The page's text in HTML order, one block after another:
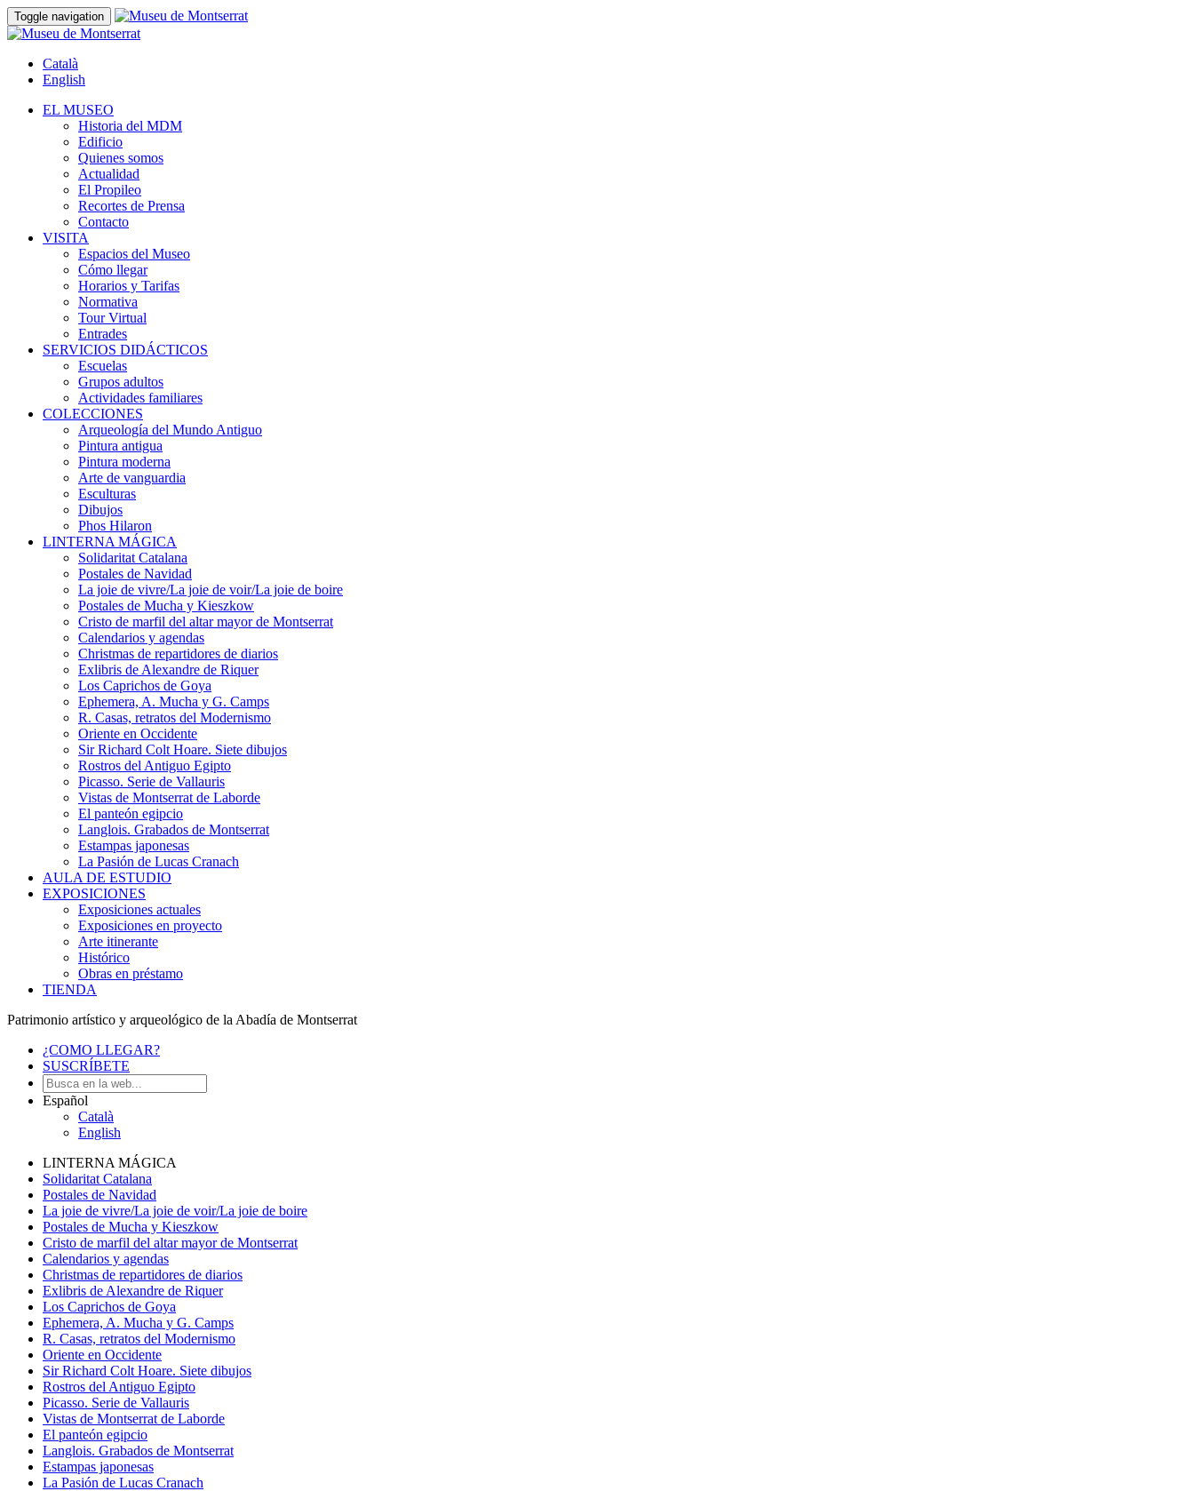
Toggle navigation
Català
English
EL MUSEO
Historia del MDM
Edificio
Quienes somos
Actualidad
El Propileo
Recortes de Prensa
Contacto
VISITA
Espacios del Museo
Cómo llegar
Horarios y Tarifas
Normativa
Tour Virtual
Entrades
SERVICIOS DIDÁCTICOS
Escuelas
Grupos adultos
Actividades familiares
COLECCIONES
Arqueología del Mundo Antiguo
Pintura antigua
Pintura moderna
Arte de vanguardia
Esculturas
Dibujos
Phos Hilaron
LINTERNA MÁGICA
Solidaritat Catalana
Postales de Navidad
La joie de vivre/La joie de voir/La joie de boire
Postales de Mucha y Kieszkow
Cristo de marfil del altar mayor de Montserrat
Calendarios y agendas
Christmas de repartidores de diarios
Exlibris de Alexandre de Riquer
Los Caprichos de Goya
Ephemera, A. Mucha y G. Camps
R. Casas, retratos del Modernismo
Oriente en Occidente
Sir Richard Colt Hoare. Siete dibujos
Rostros del Antiguo Egipto
Picasso. Serie de Vallauris
Vistas de Montserrat de Laborde
El panteón egipcio
Langlois. Grabados de Montserrat
Estampas japonesas
La Pasión de Lucas Cranach
AULA DE ESTUDIO
EXPOSICIONES
Exposiciones actuales
Exposiciones en proyecto
Arte itinerante
Histórico
Obras en préstamo
TIENDA
Patrimonio artístico y arqueológico de la Abadía de Montserrat
¿COMO LLEGAR?
SUSCRÍBETE
Español
Català
English
LINTERNA MÁGICA
Solidaritat Catalana
Postales de Navidad
La joie de vivre/La joie de voir/La joie de boire
Postales de Mucha y Kieszkow
Cristo de marfil del altar mayor de Montserrat
Calendarios y agendas
Christmas de repartidores de diarios
Exlibris de Alexandre de Riquer
Los Caprichos de Goya
Ephemera, A. Mucha y G. Camps
R. Casas, retratos del Modernismo
Oriente en Occidente
Sir Richard Colt Hoare. Siete dibujos
Rostros del Antiguo Egipto
Picasso. Serie de Vallauris
Vistas de Montserrat de Laborde
El panteón egipcio
Langlois. Grabados de Montserrat
Estampas japonesas
La Pasión de Lucas Cranach